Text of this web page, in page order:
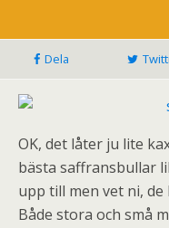
Dela
OK, det låter ju lite
bästa saffransbullar
upp till men vet ni,
Både stora och små